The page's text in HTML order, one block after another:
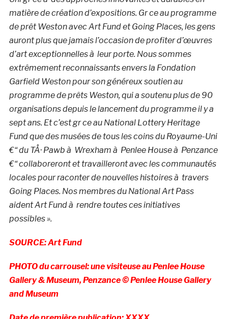
matière de création d’expositions. Gr ce au programme
de prêt Weston avec Art Fund et Going Places, les gens
auront plus que jamais l’occasion de profiter d’œuvres
d’art exceptionnelles à leur porte. Nous sommes
extrêmement reconnaissants envers la Fondation
Garfield Weston pour son généreux soutien au
programme de prêts Weston, qui a soutenu plus de 90
organisations depuis le lancement du programme il y a
sept ans. Et c’est gr ce au National Lottery Heritage
Fund que des musées de tous les coins du Royaume-Uni
€“ du TÅ· Pawb à Wrexham à Penlee House à Penzance
€“ collaboreront et travailleront avec les communautés
locales pour raconter de nouvelles histoires à travers
Going Places. Nos membres du National Art Pass
aident Art Fund à rendre toutes ces initiatives
possibles ».
SOURCE: Art Fund
PHOTO du carrousel: une visiteuse au Penlee House
Gallery & Museum, Penzance © Penlee House Gallery
and Museum